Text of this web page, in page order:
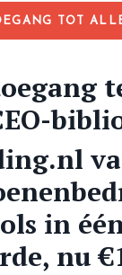
TOT
in
nu